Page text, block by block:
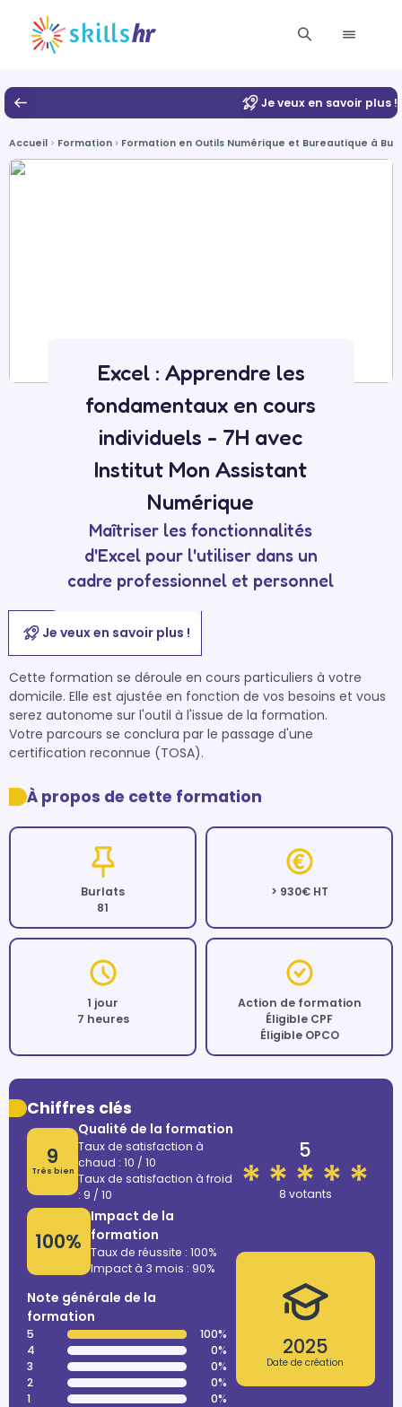
Je veux en savoir plus !
Accueil Formation Formation en Outils Numérique et Bureautique à
Excel : Apprendre les
fondamentaux en cours
individuels - 7H avec
Institut Mon Assistant
Numérique
Maîtriser les fonctionnalités
d'Excel pour l'utiliser dans un
cadre professionnel et personnel
Je veux en savoir plus !
Cette formation se déroule en cours particuliers à votre
domicile. Elle est ajustée en fonction de vos besoins et vous
serez autonome sur l'outil à l'issue de la formation.
Votre parcours se conclura par le passage d'une
certification reconnue (TOSA).
À propos de cette formation
Burlats
81
> 930€ HT
1 jour
7 heures
Action de formation
Éligible CPF
Éligible OPCO
Chiffres clés
9
Très bien
Qualité de la formation
Taux de satisfaction à
chaud : 10 / 10
Taux de satisfaction à froid
: 9 / 10
100%
Impact de la
formation
Taux de réussite : 100%
Impact à 3 mois : 90%
Note générale de la
formation
5
100%
4
0%
3
0%
2
0%
1
0%
5
8 votants
2025
Date de création